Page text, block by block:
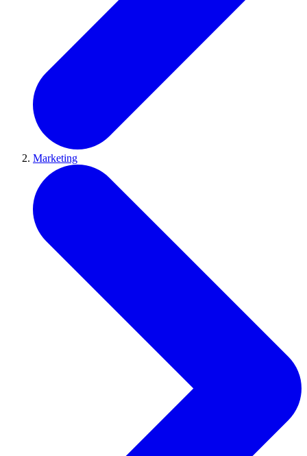
Marketing